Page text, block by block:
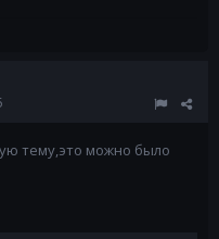
тему,это можно было